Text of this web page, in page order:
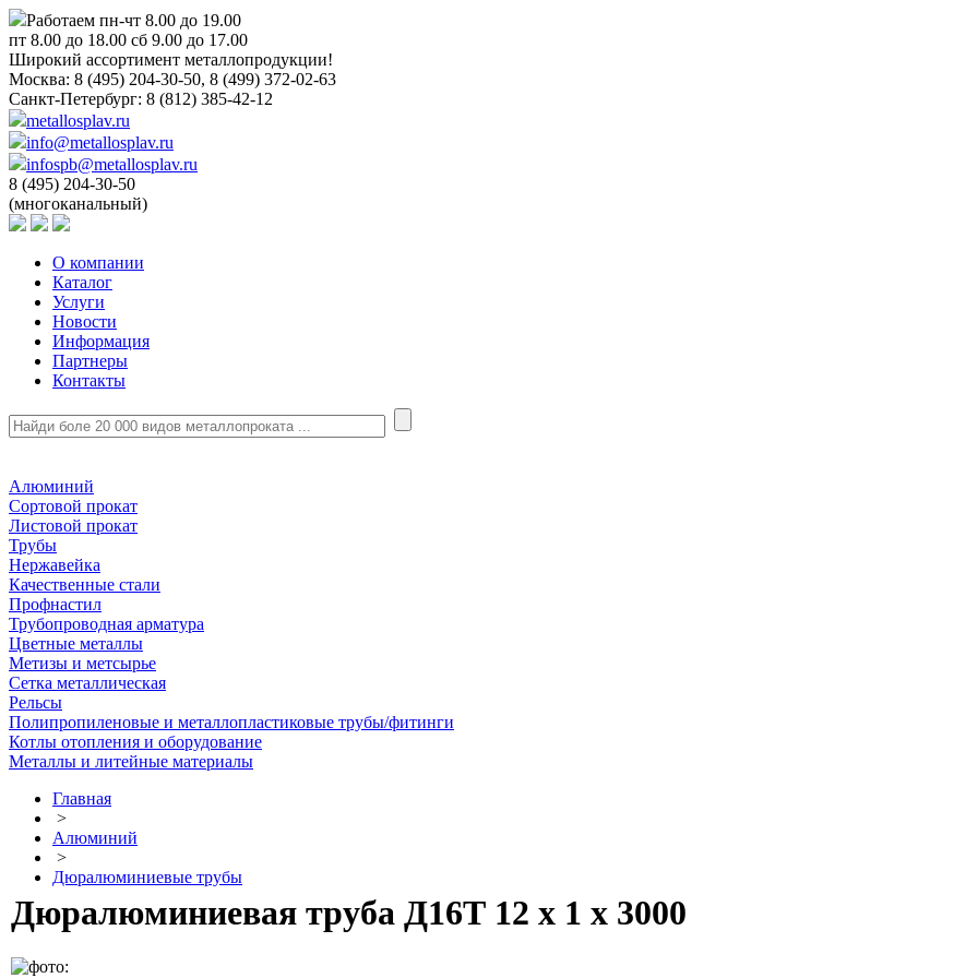
Работаем пн-чт 8.00 до 19.00
пт 8.00 до 18.00 сб 9.00 до 17.00
Широкий ассортимент металлопродукции!
Москва: 8 (495) 204-30-50, 8 (499) 372-02-63
Санкт-Петербург: 8 (812) 385-42-12
metallosplav.ru
info@metallosplav.ru
infospb@metallosplav.ru
8 (495) 204-30-50
(многоканальный)
О компании
Каталог
Услуги
Новости
Информация
Партнеры
Контакты
Алюминий
Сортовой прокат
Листовой прокат
Трубы
Нержавейка
Качественные стали
Профнастил
Трубопроводная арматура
Цветные металлы
Метизы и метсырье
Сетка металлическая
Рельсы
Полипропиленовые и металлопластиковые трубы/фитинги
Котлы отопления и оборудование
Металлы и литейные материалы
Главная
>
Алюминий
>
Дюралюминиевые трубы
Дюралюминиевая труба Д16Т 12 х 1 х 3000